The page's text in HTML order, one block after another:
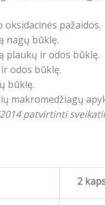
pažaidos.
nagų būklę.
plaukų ir odos būklę.
odos būklę.
būklę.
makromedžiagų
patvirtinti
2